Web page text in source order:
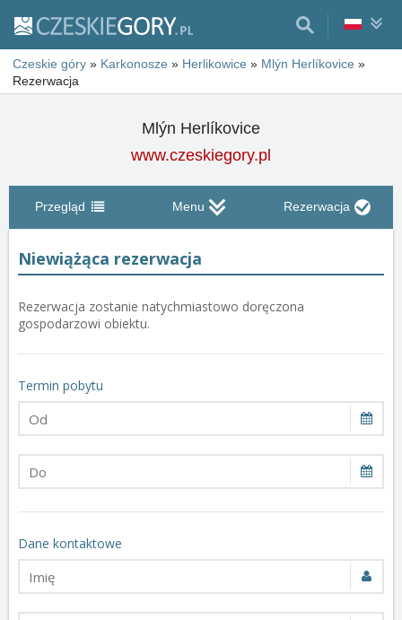
Czeskie góry » Karkonosze » Herlikowice » Mlýn Herlíkovice »
Rezerwacja
Mlýn Herlíkovice
www.czeskiegory.pl
Przegląd Menu Rezerwacja
Niewiążąca rezerwacja
Rezerwacja zostanie natychmiastowo doręczona
gospodarzowi obiektu.
Termin pobytu
Dane kontaktowe